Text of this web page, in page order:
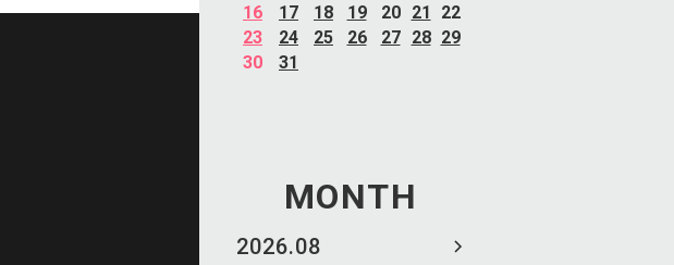
16
17 18 19 20 21
22
23
24 25 26 27 28 29
30
31
MONTH
2026.08